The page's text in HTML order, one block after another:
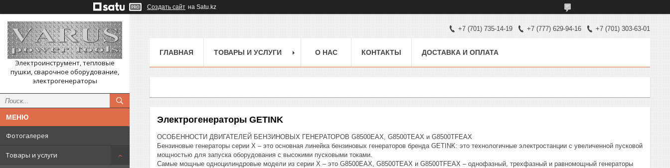
Создать сайт на Satu.kz
Электроинструмент, тепловые
пушки, сварочное оборудование,
электрогенераторы
Фотогалерея
Товары и услуги
+7 (701) 735-14-19 +7 (777) 629-94-16 +7 (701) 303-63-01
ГЛАВНАЯ ТОВАРЫ И УСЛУГИ О НАС КОНТАКТЫ ДОСТАВКА И ОПЛАТА
Электрогенераторы GETINK
ОСОБЕННОСТИ ДВИГАТЕЛЕЙ БЕНЗИНОВЫХ ГЕНЕРАТОРОВ G8500EAX, G8500TEAX и G8500TFEAX
Бензиновые генераторы серии Х – это основная линейка бензиновых генераторов бренда GETINK: это технологичные электростанции с увеличенной пусковой
мощностью для запуска оборудования с высокими пусковыми токами.
Самые мощные одноцилиндровые модели из серии Х – это G8500EAX, G8500TEAX и G8500TFEAX – однофазный, трехфазный и равномощный генераторы